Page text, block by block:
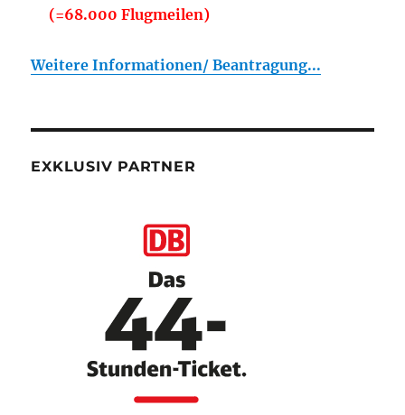
(=68.000 Flugmeilen)
Weitere Informationen/ Beantragung...
EXKLUSIV PARTNER